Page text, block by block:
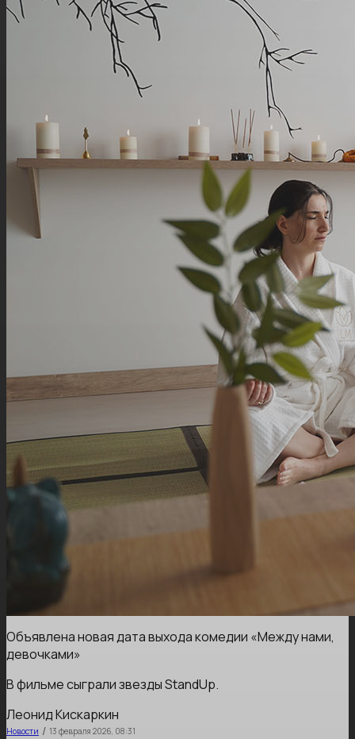
Объявлена новая дата выхода комедии «Между нами,
девочками»
В фильме сыграли звезды StandUp.
Леонид Кискаркин
Новости / 13 февраля 2026, 08:31